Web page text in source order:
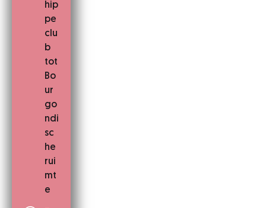
hip
pe
clu
b
tot
Bo
ur
go
ndi
sc
he
rui
mt
e